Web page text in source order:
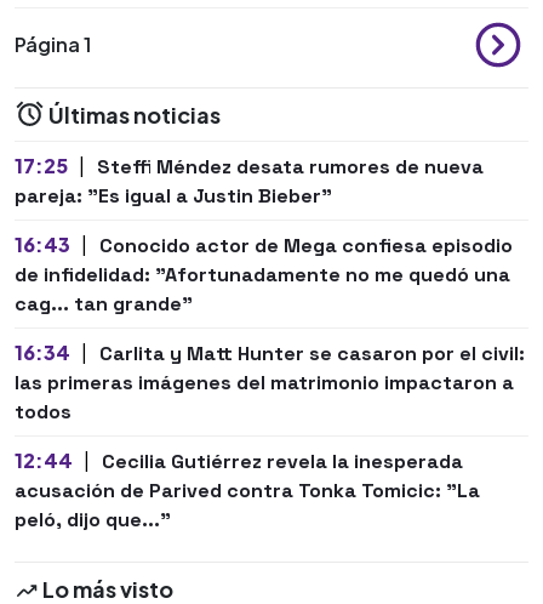
Página 1
Últimas noticias
17:25 |
Steffi Méndez desata rumores de nueva
pareja: "Es igual a Justin Bieber"
16:43 |
Conocido actor de Mega confiesa episodio
de infidelidad: "Afortunadamente no me quedó una
cag... tan grande"
16:34 |
Carlita y Matt Hunter se casaron por el civil:
las primeras imágenes del matrimonio impactaron a
todos
12:44 |
Cecilia Gutiérrez revela la inesperada
acusación de Parived contra Tonka Tomicic: "La
peló, dijo que..."
Lo más visto